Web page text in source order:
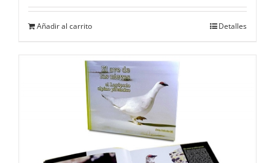
Añadir al carrito Detalles